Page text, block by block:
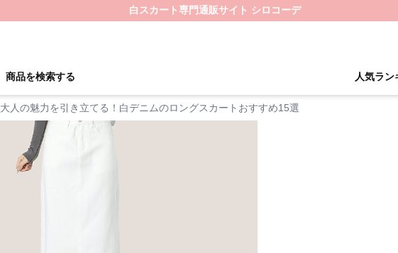
白スカート専門通販サイト シロコーデ
商品を検索する 人気ラン
大人の魅力を引き立てる！白デニムのロングスカートおすすめ15選